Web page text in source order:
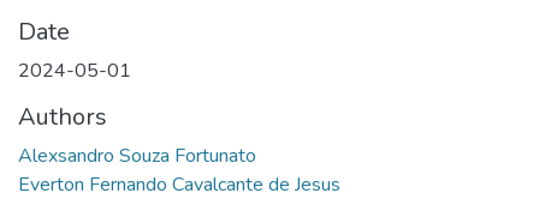
Date
2024-05-01
Authors
Alexsandro Souza Fortunato
Everton Fernando Cavalcante de Jesus